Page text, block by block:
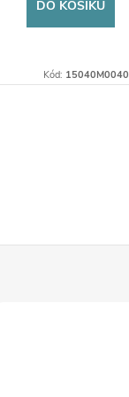
DO KOŠÍKU
Kód: 15040M0040